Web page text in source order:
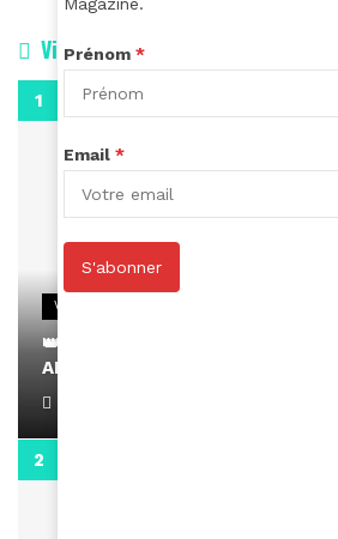
Vidéos
VIDEOS
👑 Remerciements à Ayden pour
AMINA, le Magazine de la Femme
Prénom *
Email *
S'abonner